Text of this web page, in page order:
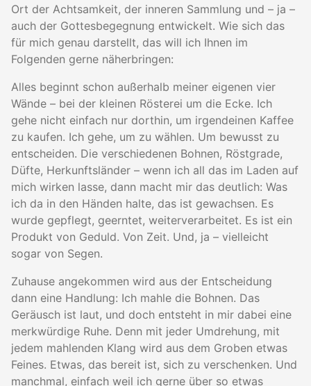
Ort der Achtsamkeit, der inneren Sammlung und – ja –
auch der Gottesbegegnung entwickelt. Wie sich das
für mich genau darstellt, das will ich Ihnen im
Folgenden gerne näherbringen:
Alles beginnt schon außerhalb meiner eigenen vier
Wände – bei der kleinen Rösterei um die Ecke. Ich
gehe nicht einfach nur dorthin, um irgendeinen Kaffee
zu kaufen. Ich gehe, um zu wählen. Um bewusst zu
entscheiden. Die verschiedenen Bohnen, Röstgrade,
Düfte, Herkunftsländer – wenn ich all das im Laden auf
mich wirken lasse, dann macht mir das deutlich: Was
ich da in den Händen halte, das ist gewachsen. Es
wurde gepflegt, geerntet, weiterverarbeitet. Es ist ein
Produkt von Geduld. Von Zeit. Und, ja – vielleicht
sogar von Segen.
Zuhause angekommen wird aus der Entscheidung
dann eine Handlung: Ich mahle die Bohnen. Das
Geräusch ist laut, und doch entsteht in mir dabei eine
merkwürdige Ruhe. Denn mit jeder Umdrehung, mit
jedem mahlenden Klang wird aus dem Groben etwas
Feines. Etwas, das bereit ist, sich zu verschenken. Und
manchmal, einfach weil ich gerne über so etwas